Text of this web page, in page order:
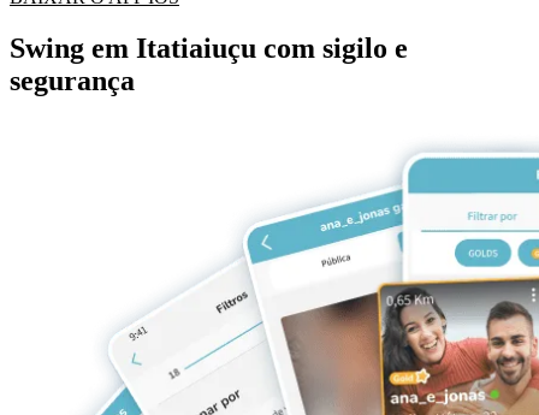
Swing em Itatiaiuçu com sigilo e
segurança